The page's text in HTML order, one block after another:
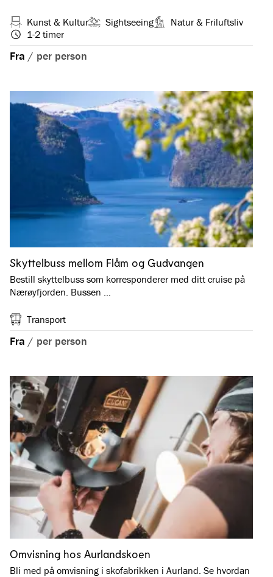
Kunst & Kultur Sightseeing
Natur & Friluftsliv
1-2 timer
Fra / per person
Skyttelbuss mellom Flåm og Gudvangen
Bestill skyttelbuss som korresponderer med ditt cruise på
Nærøyfjorden. Bussen …
Transport
Fra / per person
Omvisning hos Aurlandskoen
Bli med på omvisning i skofabrikken i Aurland. Se hvordan